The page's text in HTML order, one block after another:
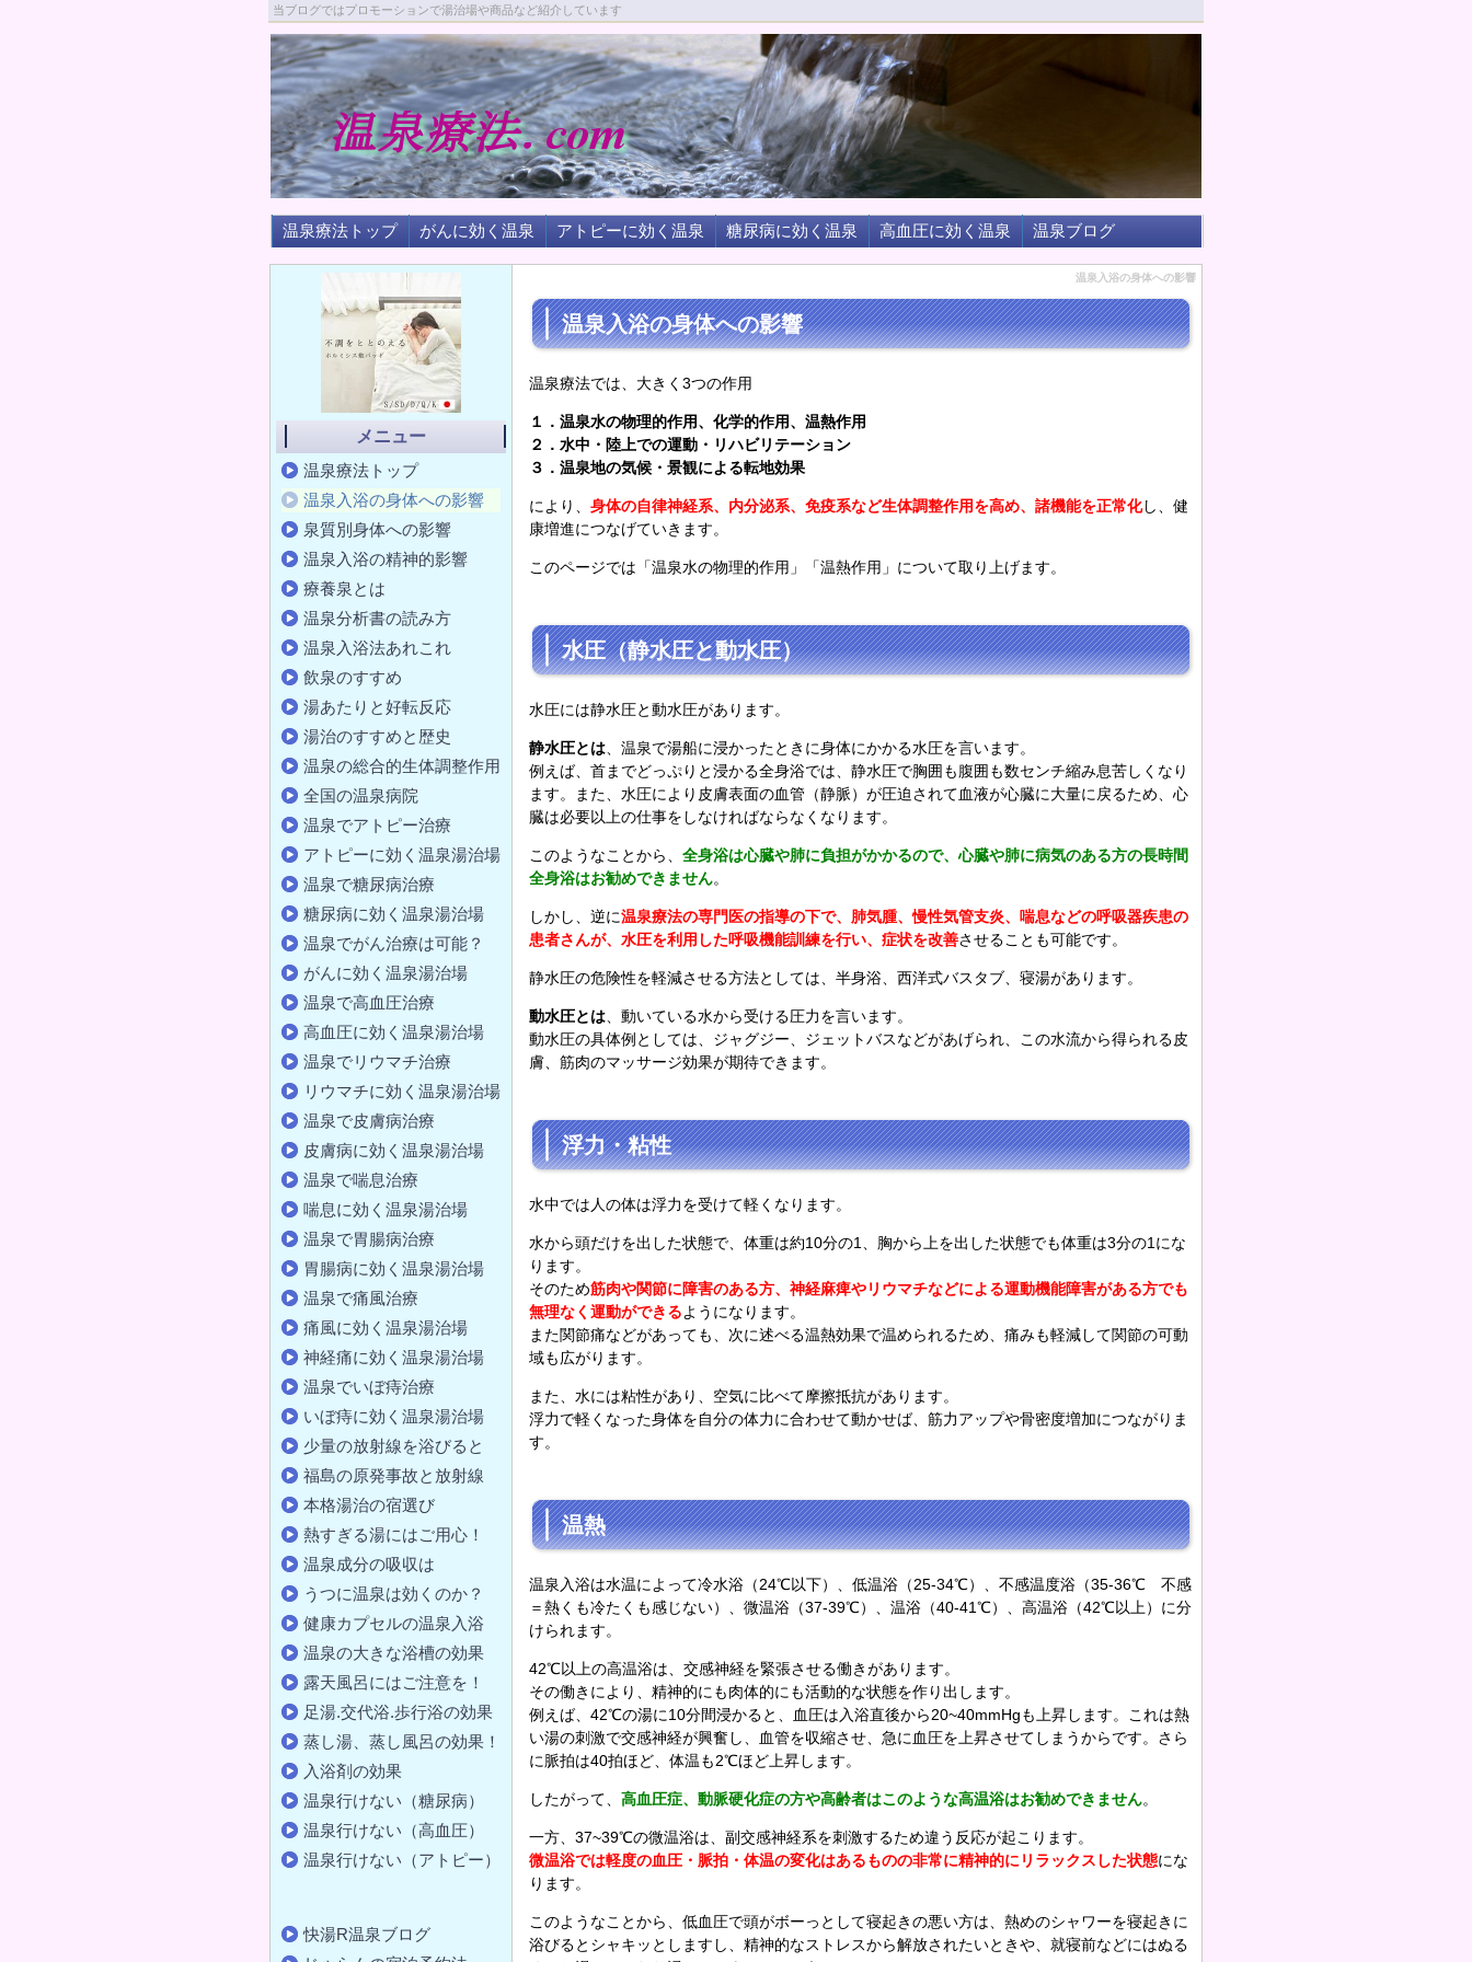
当ブログではプロモーションで湯治場や商品など紹介しています
温泉療法トップ がんに効く温泉 アトピーに効く温泉 糖尿病に効く温泉 高血圧に効く温泉 温泉ブログ
温泉入浴の身体への影響
温泉入浴の身体への影響
温泉療法では、大きく3つの作用
１．温泉水の物理的作用、化学的作用、温熱作用
２．水中・陸上での運動・リハビリテーション
３．温泉地の気候・景観による転地効果
により、 身体の自律神経系、内分泌系、免疫系など生体調整作用を高め、諸機能を正常化し、健
康増進につなげていきます。
このページでは「温泉水の物理的作用」「温熱作用」について取り上げます。
水圧（静水圧と動水圧）
水圧には静水圧と動水圧があります。
静水圧とは 、温泉で湯船に浸かったときに身体にかかる水圧を言います。
例えば、首までどっぷりと浸かる全身浴では、静水圧で胸囲も腹囲も数センチ縮み息苦しくなり
ます。また、水圧により皮膚表面の血管（静脈）が圧迫されて血液が心臓に大量に戻るため、心
臓は必要以上の仕事をしなければならなくなります。
このようなことから、 全身浴は心臓や肺に負担がかかるので、心臓や肺に病気のある方の長時間
全身浴はお勧めできません。
しかし、逆に温泉療法の専門医の指導の下で、肺気腫、慢性気管支炎、喘息などの呼吸器疾患の
患者さんが、水圧を利用した呼吸機能訓練を行い、症状を改善させることも可能です。
静水圧の危険性を軽減させる方法としては、半身浴、西洋式バスタブ、寝湯があります。
動水圧とは 、動いている水から受ける圧力を言います。
動水圧の具体例としては、ジャグジー、ジェットバスなどがあげられ、この水流から得られる皮
膚、筋肉のマッサージ効果が期待できます。
浮力・粘性
水中では人の体は浮力を受けて軽くなります。
水から頭だけを出した状態で、体重は約10分の1、胸から上を出した状態でも体重は3分の1にな
ります。
そのため筋肉や関節に障害のある方、神経麻痺やリウマチなどによる運動機能障害がある方でも
無理なく運動ができるようになります。
また関節痛などがあっても、次に述べる温熱効果で温められるため、痛みも軽減して関節の可動
域も広がります。
また、水には粘性があり、空気に比べて摩擦抵抗があります。
浮力で軽くなった身体を自分の体力に合わせて動かせば、筋力アップや骨密度増加につながりま
す。
温熱
温泉入浴は水温によって冷水浴（24℃以下）、低温浴（25-34℃）、不感温度浴（35-36℃ 不感
＝熱くも冷たくも感じない）、微温浴（37-39℃）、温浴（40-41℃）、高温浴（42℃以上）に分
けられます。
42℃以上の高温浴は、交感神経を緊張させる働きがあります。
その働きにより、精神的にも肉体的にも活動的な状態を作り出します。
例えば、42℃の湯に10分間浸かると、血圧は入浴直後から20~40mmHgも上昇します。これは熱
い湯の刺激で交感神経が興奮し、血管を収縮させ、急に血圧を上昇させてしまうからです。さら
に脈拍は40拍ほど、体温も2℃ほど上昇します。
したがって、 高血圧症、動脈硬化症の方や高齢者はこのような高温浴はお勧めできません。
一方、37~39℃の微温浴は、副交感神経系を刺激するため違う反応が起こります。
微温浴では軽度の血圧・脈拍・体温の変化はあるものの非常に精神的にリラックスした状態にな
ります。
このようなことから、低血圧で頭がボーっとして寝起きの悪い方は、熱めのシャワーを寝起きに
浴びるとシャキッとしますし、精神的なストレスから解放されたいときや、就寝前などにはぬる
メニュー
温泉療法トップ
温泉入浴の身体への影響
泉質別身体への影響
温泉入浴の精神的影響
療養泉とは
温泉分析書の読み方
温泉入浴法あれこれ
飲泉のすすめ
湯あたりと好転反応
湯治のすすめと歴史
温泉の総合的生体調整作用
全国の温泉病院
温泉でアトピー治療
アトピーに効く温泉湯治場
温泉で糖尿病治療
糖尿病に効く温泉湯治場
温泉でがん治療は可能？
がんに効く温泉湯治場
温泉で高血圧治療
高血圧に効く温泉湯治場
温泉でリウマチ治療
リウマチに効く温泉湯治場
温泉で皮膚病治療
皮膚病に効く温泉湯治場
温泉で喘息治療
喘息に効く温泉湯治場
温泉で胃腸病治療
胃腸病に効く温泉湯治場
温泉で痛風治療
痛風に効く温泉湯治場
神経痛に効く温泉湯治場
温泉でいぼ痔治療
いぼ痔に効く温泉湯治場
少量の放射線を浴びると
福島の原発事故と放射線
本格湯治の宿選び
熱すぎる湯にはご用心！
温泉成分の吸収は
うつに温泉は効くのか？
健康カプセルの温泉入浴
温泉の大きな浴槽の効果
露天風呂にはご注意を！
足湯.交代浴.歩行浴の効果
蒸し湯、蒸し風呂の効果！
入浴剤の効果
温泉行けない（糖尿病）
温泉行けない（高血圧）
温泉行けない（アトピー）
快湯R温泉ブログ